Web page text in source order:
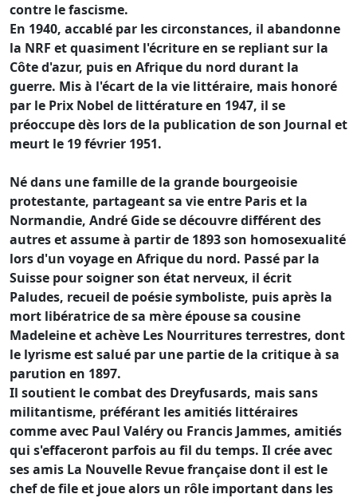
contre le fascisme.
En 1940, accablé par les circonstances, il abandonne
la NRF et quasiment l'écriture en se repliant sur la
Côte d'azur, puis en Afrique du nord durant la
guerre. Mis à l'écart de la vie littéraire, mais honoré
par le Prix Nobel de littérature en 1947, il se
préoccupe dès lors de la publication de son Journal et
meurt le 19 février 1951.
Né dans une famille de la grande bourgeoisie
protestante, partageant sa vie entre Paris et la
Normandie, André Gide se découvre différent des
autres et assume à partir de 1893 son homosexualité
lors d'un voyage en Afrique du nord. Passé par la
Suisse pour soigner son état nerveux, il écrit
Paludes, recueil de poésie symboliste, puis après la
mort libératrice de sa mère épouse sa cousine
Madeleine et achève Les Nourritures terrestres, dont
le lyrisme est salué par une partie de la critique à sa
parution en 1897.
Il soutient le combat des Dreyfusards, mais sans
militantisme, préférant les amitiés littéraires
comme avec Paul Valéry ou Francis Jammes, amitiés
qui s'effaceront parfois au fil du temps. Il crée avec
ses amis La Nouvelle Revue française dont il est le
chef de file et joue alors un rôle important dans les